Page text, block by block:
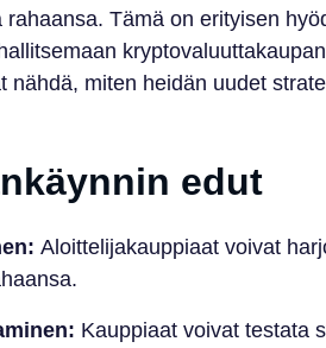
Tämä on erityisen
nähdä, miten heidän uudet
edut
Aloittelijakauppiaat voivat
Kauppiaat voivat testata